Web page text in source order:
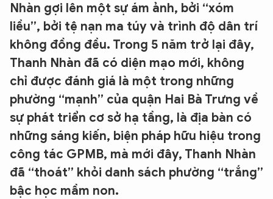
Nhàn gợi lên một sự ám ảnh, bởi “xóm
liều”, bởi tệ nạn ma túy và trình độ dân trí
không đồng đều. Trong 5 năm trở lại đây,
Thanh Nhàn đã có diện mạo mới, không
chỉ được đánh giá là một trong những
phường “mạnh” của quận Hai Bà Trưng về
sự phát triển cơ sở hạ tầng, là địa bàn có
những sáng kiến, biện pháp hữu hiệu trong
công tác GPMB, mà mới đây, Thanh Nhàn
đã “thoát” khỏi danh sách phường “trắng”
bậc học mầm non.